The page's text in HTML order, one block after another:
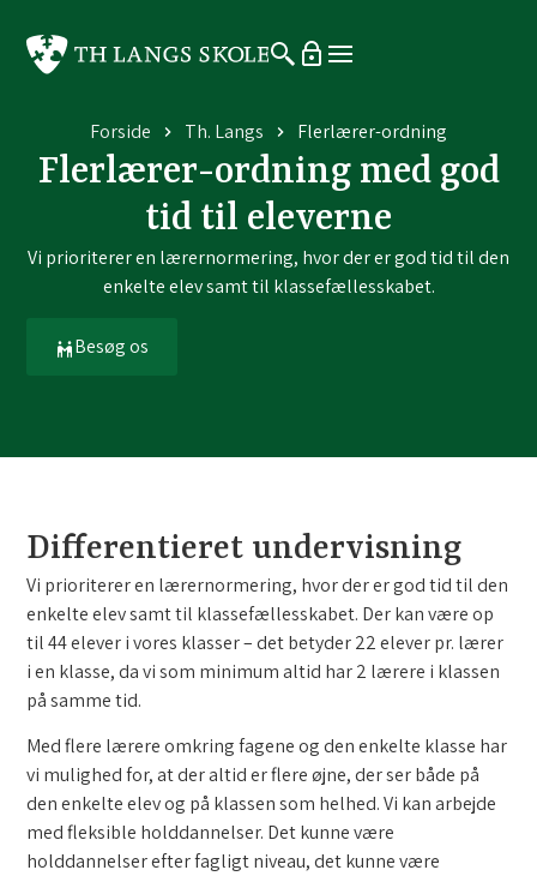
Forside Th. Langs Flerlærer-ordning
Flerlærer-ordning med god
tid til eleverne
Vi prioriterer en lærernormering, hvor der er god tid til den
enkelte elev samt til klassefællesskabet.
Besøg os
Differentieret undervisning
Vi prioriterer en lærernormering, hvor der er god tid til den
enkelte elev samt til klassefællesskabet. Der kan være op
til 44 elever i vores klasser – det betyder 22 elever pr. lærer
i en klasse, da vi som minimum altid har 2 lærere i klassen
på samme tid.
Med flere lærere omkring fagene og den enkelte klasse har
vi mulighed for, at der altid er flere øjne, der ser både på
den enkelte elev og på klassen som helhed. Vi kan arbejde
med fleksible holddannelser. Det kunne være
holddannelser efter fagligt niveau, det kunne være